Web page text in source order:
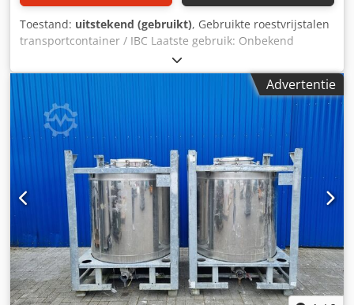
Toestand: uitstekend (gebruikt), Gebruikte roestvrijstalen
transportcontainer / IBC Laatste gebruik: Onbekend
Artikelnummer: 10735 Inhoud: 1000L Type: Verticaal in
gegalvaniseerd stapelframe Materiaal (natte delen): 1.4571
/ AISI316 Uitvoering: Enkelwandig Koepelafdekking Ø
400mm Bedrijfsdruk volgens typeplaatje: + 0,1 bar
Afmetingen tank: Totale hoogte: 1660mm Totale breedte:
1100mm Totale lengte: 1200mm Afstand afvoer tot vloer:
230mm Materialen: Binnenkant: 1.4571 / AISI 316 Buiten:
Gegalvaniseerd staal Uitrusting: Typeplaatje: Ja Dsdpfx
Asrdwn Rofqjck Diameter uitloop: 37mm Afsluiter:
Kogelkraan
Advertentie